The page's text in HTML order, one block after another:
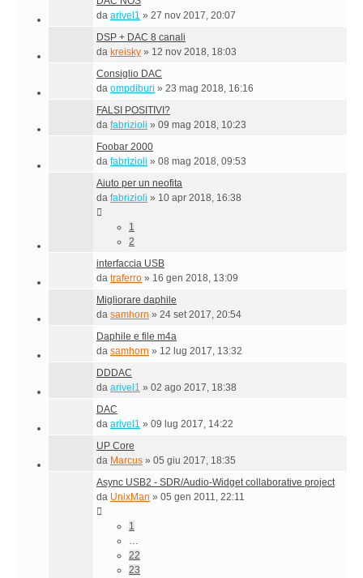
da arivel1 » 27 nov 2017, 20:07
DSP + DAC 8 canali
da kreisky » 12 nov 2018, 18:03
Consiglio DAC
da ompdiburi » 23 mag 2018, 16:16
FALSI POSITIVI?
da fabrizioli » 09 mag 2018, 10:23
Foobar 2000
da fabrizioli » 08 mag 2018, 09:53
Aiuto per un neofita
da fabrizioli » 10 apr 2018, 16:38
1
2
interfaccia USB
da traferro » 16 gen 2018, 13:09
Migliorare daphile
da samhorn » 24 set 2017, 20:54
Daphile e file m4a
da samhorn » 12 lug 2017, 13:32
DDDAC
da arivel1 » 02 ago 2017, 18:38
DAC
da arivel1 » 09 lug 2017, 14:22
UP Core
da Marcus » 05 giu 2017, 18:35
Async USB2 - SDR/Audio-Widget collaborative project
da UnixMan » 05 gen 2011, 22:11
1
…
22
23